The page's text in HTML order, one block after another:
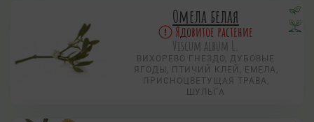
Омела белая
Ядовитое растение
Viscum album L.
ВИХОРЕВО ГНЕЗДО, ДУБОВЫЕ
ЯГОДЫ, ПТИЧИЙ КЛЕЙ, ЕМЕЛА,
ПРИСНОЦВЕТУЩАЯ ТРАВА,
ШУЛЬГА